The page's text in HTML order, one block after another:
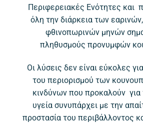
Περιφερειακές Ενότητες και
όλη την διάρκεια των
φθινοπωρινών μηνών
πληθυσμούς προνυμφών
Οι λύσεις δεν είναι εύκολες
του περιορισμού των
κινδύνων που προκαλούν για
υγεία συνυπάρχει με την
προστασία του περιβάλλοντος